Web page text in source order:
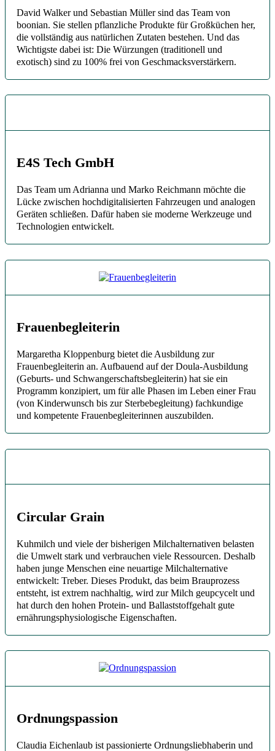
David Walker und Sebastian Müller sind das Team von
boonian. Sie stellen pflanzliche Produkte für Großküchen her,
die vollständig aus natürlichen Zutaten bestehen. Und das
Wichtigste dabei ist: Die Würzungen (traditionell und
exotisch) sind zu 100% frei von Geschmacksverstärkern.
E4S Tech GmbH
Das Team um Adrianna und Marko Reichmann möchte die
Lücke zwischen hochdigitalisierten Fahrzeugen und analogen
Geräten schließen. Dafür haben sie moderne Werkzeuge und
Technologien entwickelt.
Frauenbegleiterin
Margaretha Kloppenburg bietet die Ausbildung zur
Frauenbegleiterin an. Aufbauend auf der Doula-Ausbildung
(Geburts- und Schwangerschaftsbegleiterin) hat sie ein
Programm konzipiert, um für alle Phasen im Leben einer Frau
(von Kinderwunsch bis zur Sterbebegleitung) fachkundige
und kompetente Frauenbegleiterinnen auszubilden.
Circular Grain
Kuhmilch und viele der bisherigen Milchalternativen belasten
die Umwelt stark und verbrauchen viele Ressourcen. Deshalb
haben junge Menschen eine neuartige Milchalternative
entwickelt: Treber. Dieses Produkt, das beim Brauprozess
entsteht, ist extrem nachhaltig, wird zur Milch geupcycelt und
hat durch den hohen Protein- und Ballaststoffgehalt gute
ernährungsphysiologische Eigenschaften.
Ordnungspassion
Claudia Eichenlaub ist passionierte Ordnungsliebhaberin und